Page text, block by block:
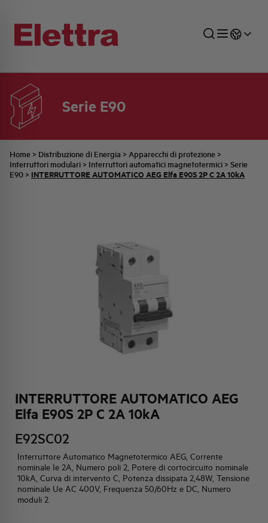
Serie E90
Home > Distribuzione di Energia > Apparecchi di protezione >
Interruttori modulari > Interruttori automatici magnetotermici > Serie
E90 > INTERRUTTORE AUTOMATICO AEG Elfa E90S 2P C 2A 10kA
INTERRUTTORE AUTOMATICO AEG
Elfa E90S 2P C 2A 10kA
E92SC02
Interruttore Automatico Magnetotermico AEG, Corrente
nominale Ie 2A, Numero poli 2, Potere di cortocircuito nominale
10kA, Curva di intervento C, Potenza dissipata 2,48W, Tensione
nominale Ue AC 400V, Frequenza 50/60Hz e DC, Numero
moduli 2.
SETTORI
INDUSTRIALE
DISTRIBUZIONE DI ENERGIA
AUTOMAZIONE INDUSTRIALE
RETE COMMERCIALE
UFFICIO TECNICO
PREVENTIVAZIONE
COMMESSE QUADRI
AZIENDA
FAMIGLIA BELLINI
IDENTITÀ AZIENDALE
ATTIVITÀ E MERCATI
TUTTE LE NEWS
ULTIME NOTIZIE ISTITUZIONALI
JOB CAREERS
PARTNER